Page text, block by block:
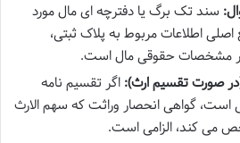
سند تک برگ یا دفترچه ای مال مورد
اطلاعات مربوط به پلاک ثبتی،
مشخصات حقوقی مال است.
صورت تقسیم ارث): اگر تقسیم نامه
است، گواهی انحصار وراثت که سهم الارث
می کند، الزامی است.